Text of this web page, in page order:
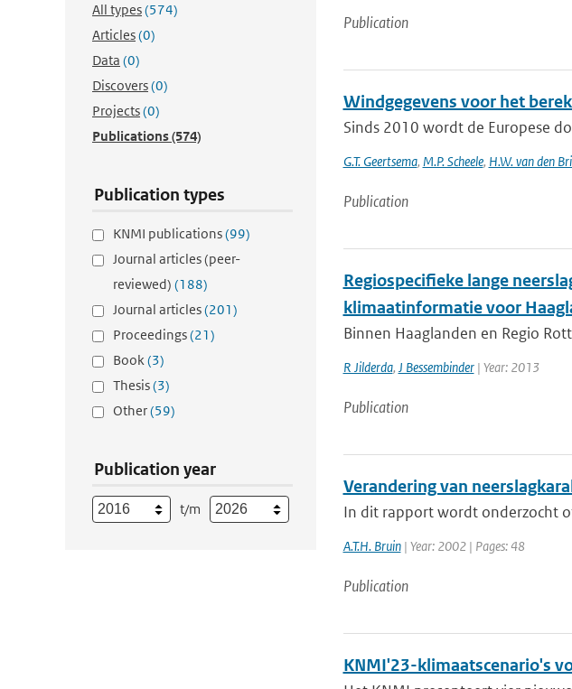
All types(574)
Articles(0)
Data (0)
Discovers(0)
Projects(0)
Publications(574)
Publication types
KNMI publications(99)
Journal articles (peer-
reviewed) (188)
Journal articles(201)
Proceedings(21)
Book(3)
Thesis(3)
Other(59)
Publication year
t/m
Publication
Windgegevens voor het
Sinds 2010 wordt de Europese
G.T. Geertsema, M.P. Scheele, H.W. van den
Publication
Regiospecifieke lange
klimaatinformatie voor
Binnen Haaglanden en Regio
R Jilderda, J Bessembinder| Year: 2013
Publication
Verandering van
In dit rapport wordt onderzocht
A.T.H. Bruin| Year: 2002 | Pages: 48
Publication
KNMI'23-klimaatscenario's